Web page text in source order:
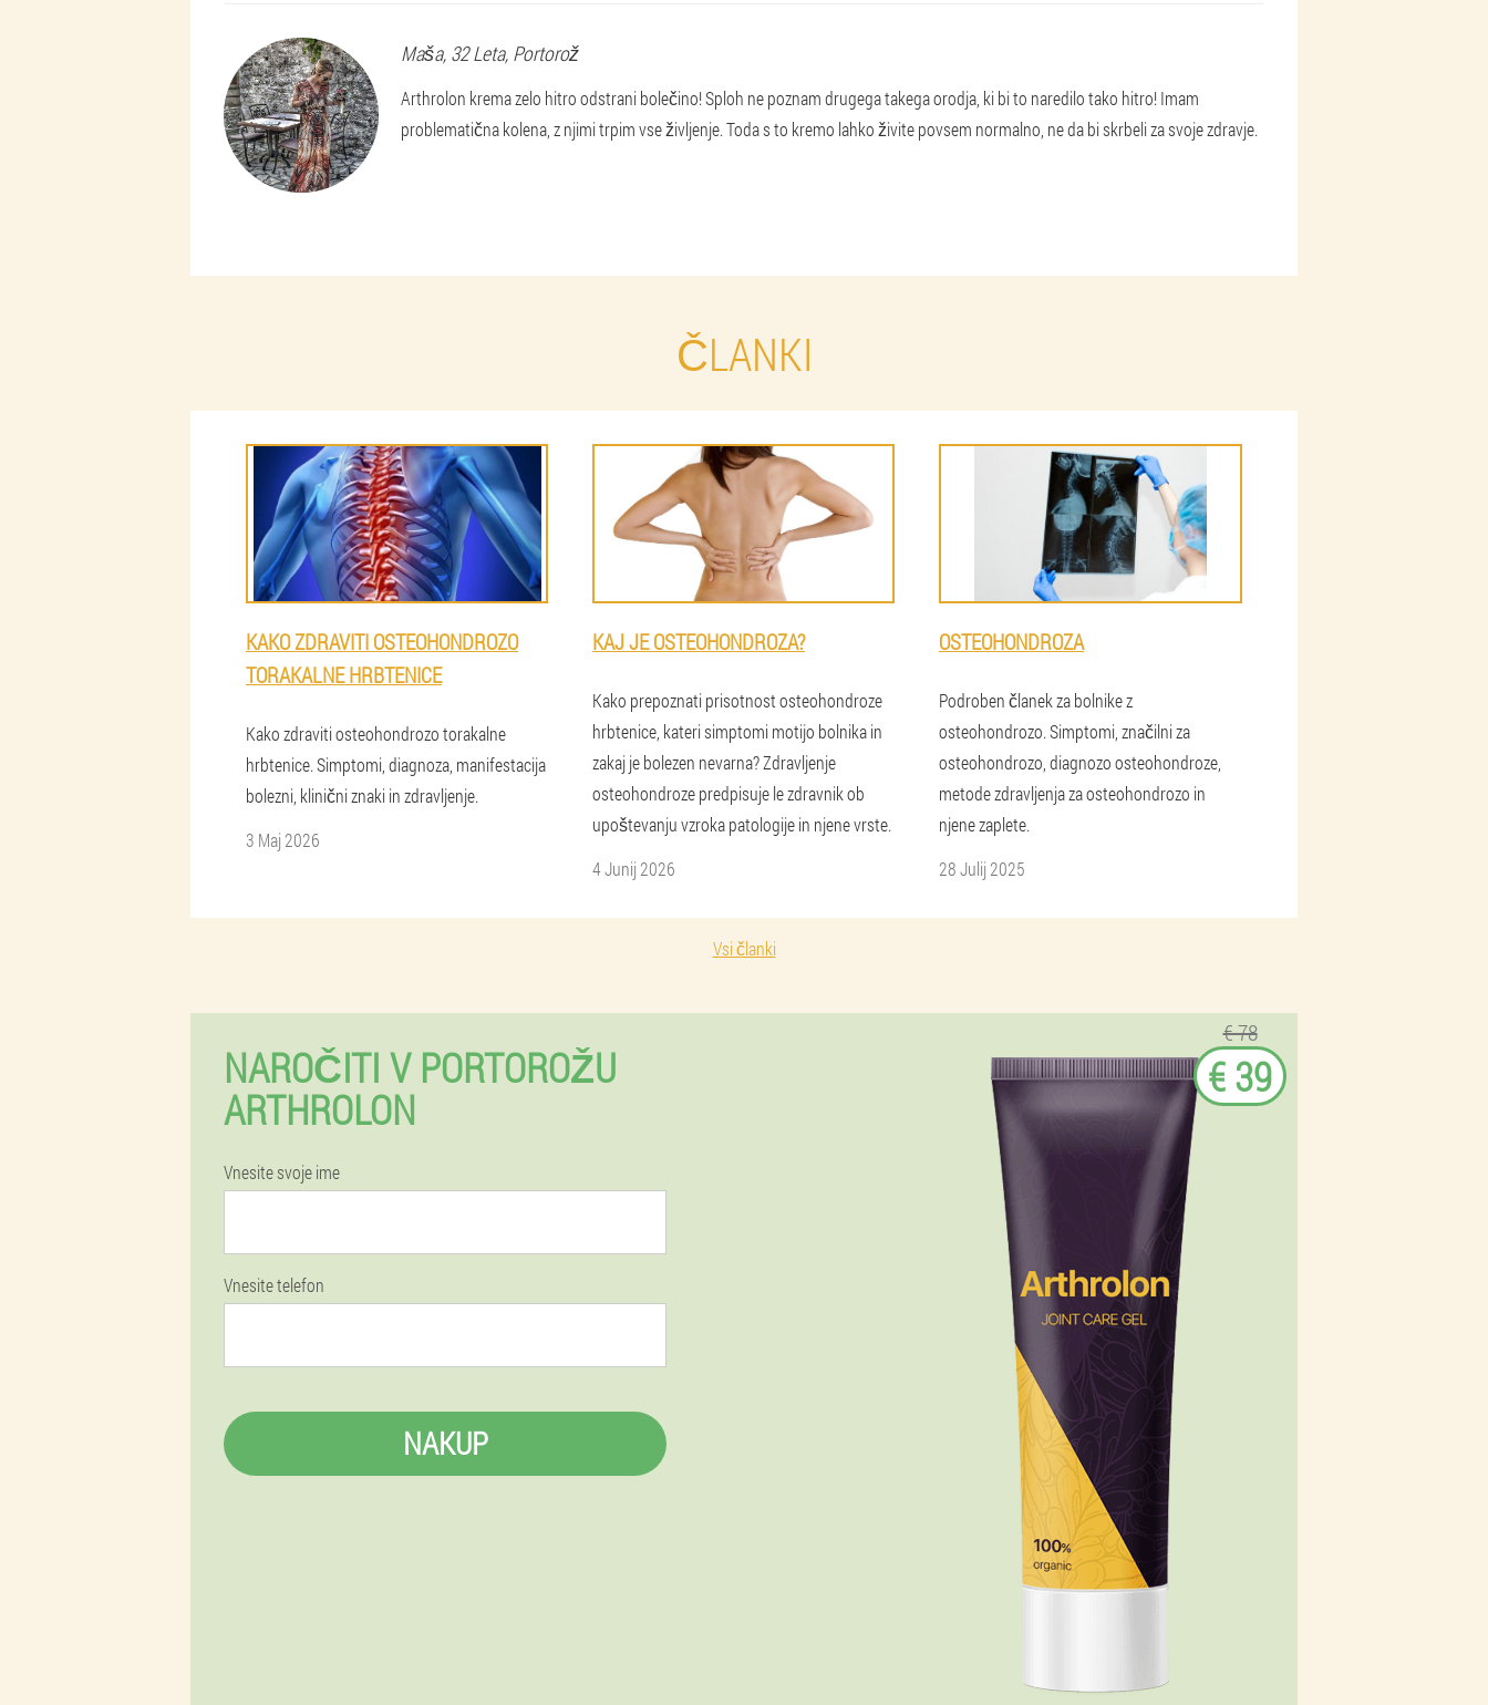
Maša, 32 Leta, Portorož
Arthrolon krema zelo hitro odstrani bolečino! Sploh ne poznam drugega takega orodja, ki bi to naredilo tako hitro! Imam
problematična kolena, z njimi trpim vse življenje. Toda s to kremo lahko živite povsem normalno, ne da bi skrbeli za svoje zdravje.
ČLANKI
KAKO ZDRAVITI OSTEOHONDROZO
TORAKALNE HRBTENICE
Kako zdraviti osteohondrozo torakalne
hrbtenice. Simptomi, diagnoza, manifestacija
bolezni, klinični znaki in zdravljenje.
3 Maj 2026
KAJ JE OSTEOHONDROZA?
Kako prepoznati prisotnost osteohondroze
hrbtenice, kateri simptomi motijo ​​bolnika in
zakaj je bolezen nevarna? Zdravljenje
osteohondroze predpisuje le zdravnik ob
upoštevanju vzroka patologije in njene vrste.
4 Junij 2026
OSTEOHONDROZA
Podroben članek za bolnike z
osteohondrozo. Simptomi, značilni za
osteohondrozo, diagnozo osteohondroze,
metode zdravljenja za osteohondrozo in
njene zaplete.
28 Julij 2025
Vsi članki
NAROČITI V PORTOROŽU
ARTHROLON
Vnesite svoje ime
Vnesite telefon
NAKUP
€ 78
€ 39